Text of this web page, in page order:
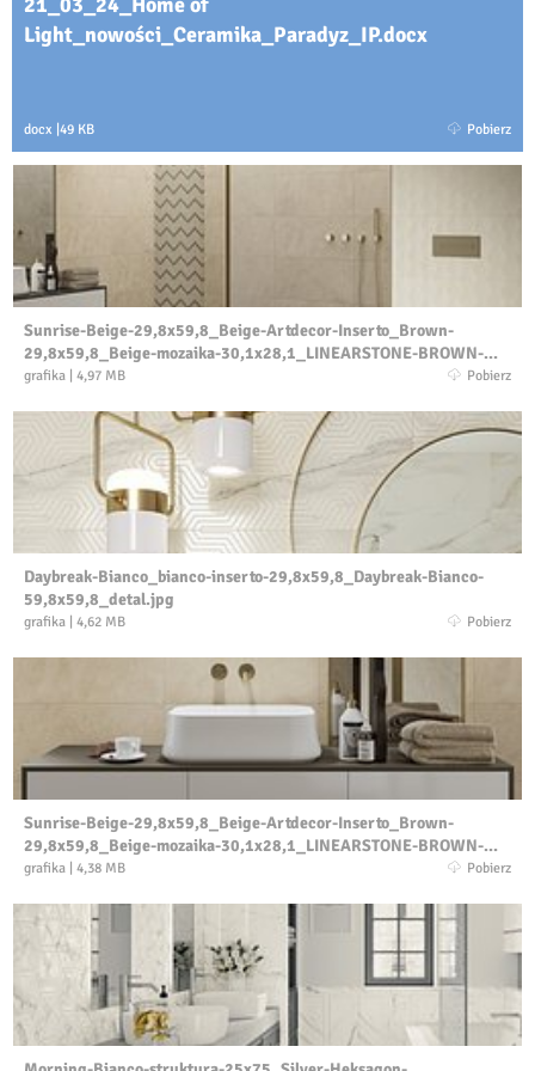
Light_nowości_Ceramika_Paradyz_IP.docx
docx 49 KB Pobierz
Sunrise-Beige-29,8x59,8_Beige-Artdecor-Inserto_Brown-
29,8x59,8_Beige-mozaika-30,1x28,1_LINEARSTONE-BROWN-
MAT-59,8×59,8.jpg
grafika 4,97 MB Pobierz
Daybreak-Bianco_bianco-inserto-29,8x59,8_Daybreak-Bianco-
59,8x59,8_detal.jpg
grafika 4,62 MB Pobierz
Sunrise-Beige-29,8x59,8_Beige-Artdecor-Inserto_Brown-
29,8x59,8_Beige-mozaika-30,1x28,1_LINEARSTONE-BROWN-
MAT-59,8×59,8_detal1.jpg
grafika 4,38 MB Pobierz